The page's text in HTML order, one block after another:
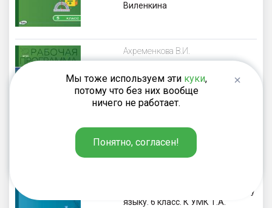
Виленкина
Ахременкова В.И.
Рабочая программа по
математике. 6 класс. К УМК Н.Я.
Виленкина
Рабочая программа по русскому
языку. 6 класс. К УМК Т.А.
Мы тоже используем эти куки,
потому что без них вообще
ничего не работает.
Понятно, согласен!